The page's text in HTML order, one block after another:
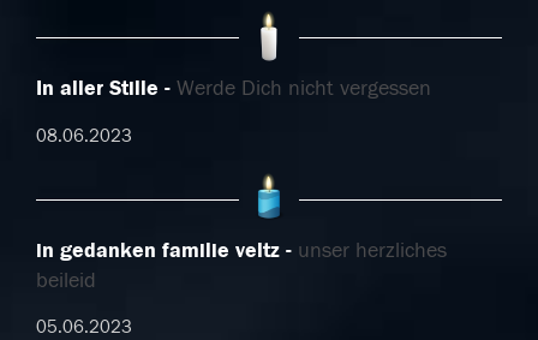
In aller Stille Werde Dich nicht vergessen
08.06.2023
in gedanken familie veltz
unser herzliches
beileid
05.06.2023